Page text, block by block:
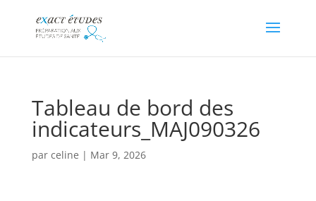
Tableau de bord des
indicateurs_MAJ090326
par celine | Mar 9, 2026